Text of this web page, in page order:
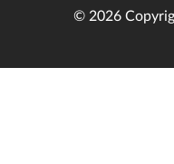
© 2026